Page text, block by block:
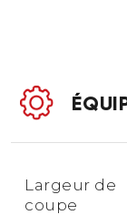
Largeur de
coupe